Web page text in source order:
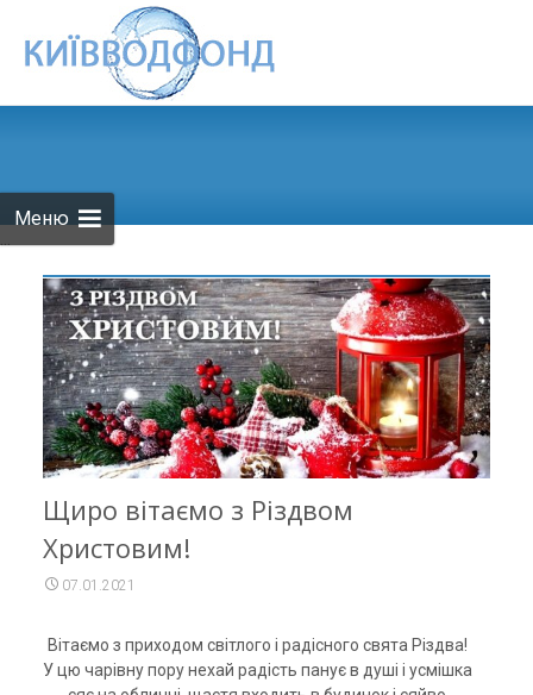
Меню
...
Щиро вітаємо з Різдвом
Христовим!
07.01.2021
Вітаємо з приходом світлого і радісного свята Різдва!
У цю чарівну пору нехай радість панує в душі і усмішка